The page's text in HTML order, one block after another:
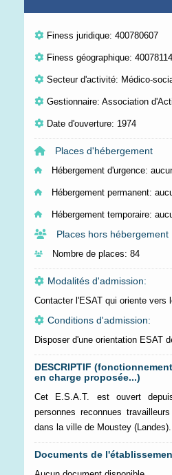
Finess juridique: 400780607
Finess géographique:
Secteur d'activité: Médico-
Gestionnaire: Association
Date d'ouverture: 1974
Places d'hébergement
Hébergement d'urgence:
Hébergement permanent:
Hébergement temporaire:
Places hors hébergement
Nombre de places: 84
Modalités d'admission:
Contacter l'ESAT qui oriente vers
Conditions d'admission:
Disposer d'une orientation ESAT
DESCRIPTIF
en charge proposée...)
Cet E.S.A.T. est ouvert
personnes reconnues
dans la ville de Moustey (Landes).
Documents de